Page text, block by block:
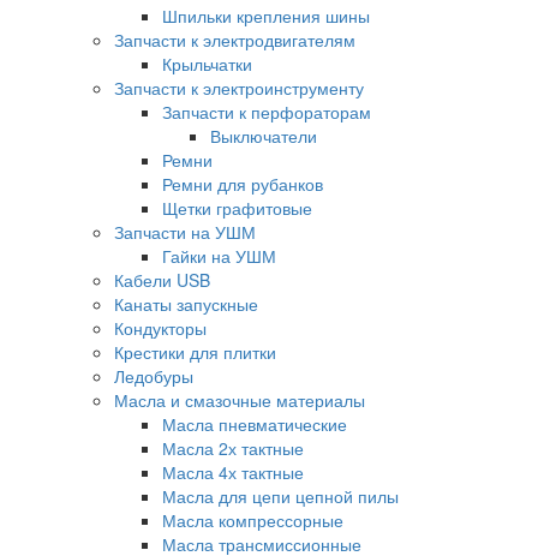
Шпильки крепления шины
Запчасти к электродвигателям
Крыльчатки
Запчасти к электроинструменту
Запчасти к перфораторам
Выключатели
Ремни
Ремни для рубанков
Щетки графитовые
Запчасти на УШМ
Гайки на УШМ
Кабели USB
Канаты запускные
Кондукторы
Крестики для плитки
Ледобуры
Масла и смазочные материалы
Масла пневматические
Масла 2х тактные
Масла 4х тактные
Масла для цепи цепной пилы
Масла компрессорные
Масла трансмиссионные